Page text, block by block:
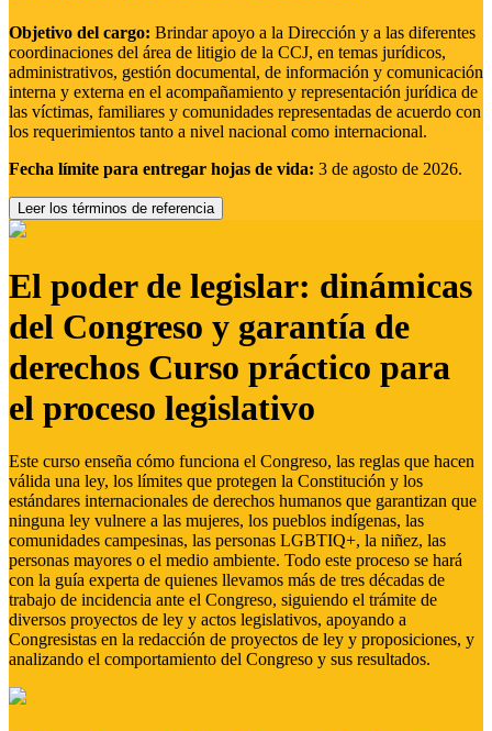
Objetivo del cargo: Brindar apoyo a la Dirección y a las diferentes
coordinaciones del área de litigio de la CCJ, en temas jurídicos,
administrativos, gestión documental, de información y comunicación
interna y externa en el acompañamiento y representación jurídica de
las víctimas, familiares y comunidades representadas de acuerdo con
los requerimientos tanto a nivel nacional como internacional.
Fecha límite para entregar hojas de vida: 3 de agosto de 2026.
Leer los términos de referencia
El poder de legislar: dinámicas
del Congreso y garantía de
derechos Curso práctico para
el proceso legislativo
Este curso enseña cómo funciona el Congreso, las reglas que hacen
válida una ley, los límites que protegen la Constitución y los
estándares internacionales de derechos humanos que garantizan que
ninguna ley vulnere a las mujeres, los pueblos indígenas, las
comunidades campesinas, las personas LGBTIQ+, la niñez, las
personas mayores o el medio ambiente. Todo este proceso se hará
con la guía experta de quienes llevamos más de tres décadas de
trabajo de incidencia ante el Congreso, siguiendo el trámite de
diversos proyectos de ley y actos legislativos, apoyando a
Congresistas en la redacción de proyectos de ley y proposiciones, y
analizando el comportamiento del Congreso y sus resultados.